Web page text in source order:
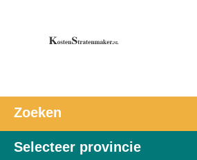
Zoeken
Selecteer provincie